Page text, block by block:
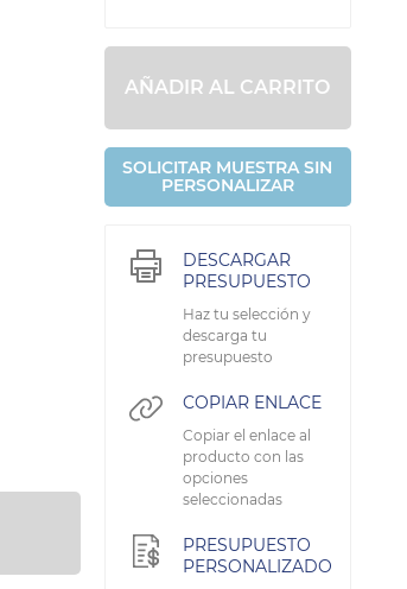
AÑADIR AL CARRITO
SOLICITAR MUESTRA SIN
PERSONALIZAR
DESCARGAR
PRESUPUESTO
Haz tu selección y
descarga tu
presupuesto
COPIAR ENLACE
Copiar el enlace al
producto con las
opciones
seleccionadas
PRESUPUESTO
PERSONALIZADO